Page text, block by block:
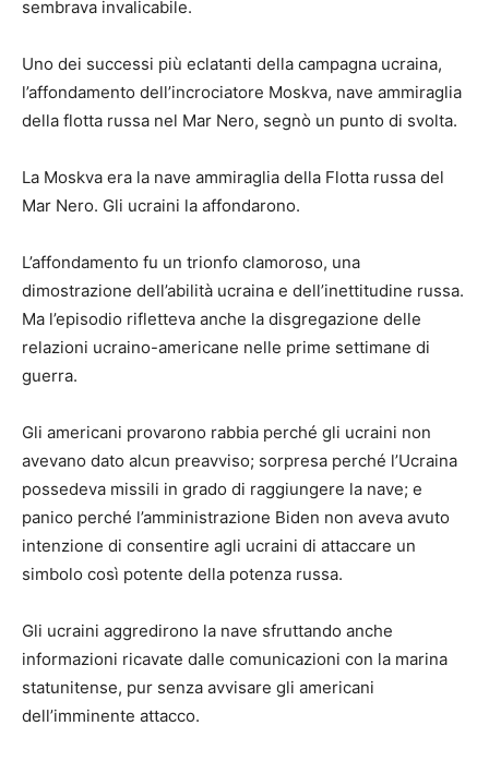
sembrava invalicabile.
Uno dei successi più eclatanti della campagna ucraina,
l’affondamento dell’incrociatore Moskva, nave ammiraglia
della flotta russa nel Mar Nero, segnò un punto di svolta.
La Moskva era la nave ammiraglia della Flotta russa del
Mar Nero. Gli ucraini la affondarono.
L’affondamento fu un trionfo clamoroso, una
dimostrazione dell’abilità ucraina e dell’inettitudine russa.
Ma l’episodio rifletteva anche la disgregazione delle
relazioni ucraino-americane nelle prime settimane di
guerra.
Gli americani provarono rabbia perché gli ucraini non
avevano dato alcun preavviso; sorpresa perché l’Ucraina
possedeva missili in grado di raggiungere la nave; e
panico perché l’amministrazione Biden non aveva avuto
intenzione di consentire agli ucraini di attaccare un
simbolo così potente della potenza russa.
Gli ucraini aggredirono la nave sfruttando anche
informazioni ricavate dalle comunicazioni con la marina
statunitense, pur senza avvisare gli americani
dell’imminente attacco.